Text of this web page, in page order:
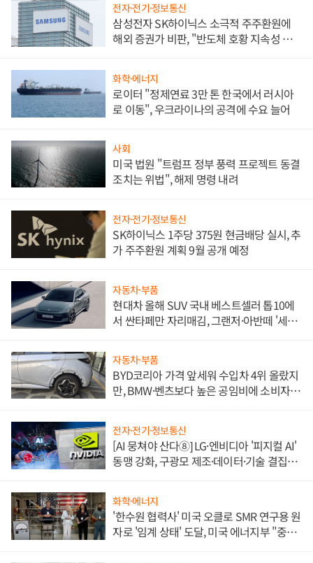
전자·전기·정보통신
삼성전자 SK하이닉스 소극적 주주환원에
해외 증권가 비판, "반도체 호황 지속성 의
화학·에너지
로이터 "정제연료 3만 톤 한국에서 러시아
로 이동", 우크라이나의 공격에 수요 늘어
사회
미국 법원 "트럼프 정부 풍력 프로젝트 동결
조치는 위법", 해제 명령 내려
전자·전기·정보통신
SK하이닉스 1주당 375원 현금배당 실시, 추
가 주주환원 계획 9월 공개 예정
자동차·부품
현대차 올해 SUV 국내 베스트셀러 톱10에
서 싼타페만 자리매김, 그랜저·아반떼 '세단
자동차·부품
BYD코리아 가격 앞세워 수입차 4위 올랐지
만, BMW·벤츠보다 높은 공임비에 소비자
전자·전기·정보통신
[AI 뭉쳐야 산다⑧] LG·엔비디아 '피지컬 AI'
동맹 강화, 구광모 제조·데이터·기술 결집
화학·에너지
'한수원 협력사' 미국 오클로 SMR 연구용 원
자로 '임계 상태' 도달, 미국 에너지부 "중요